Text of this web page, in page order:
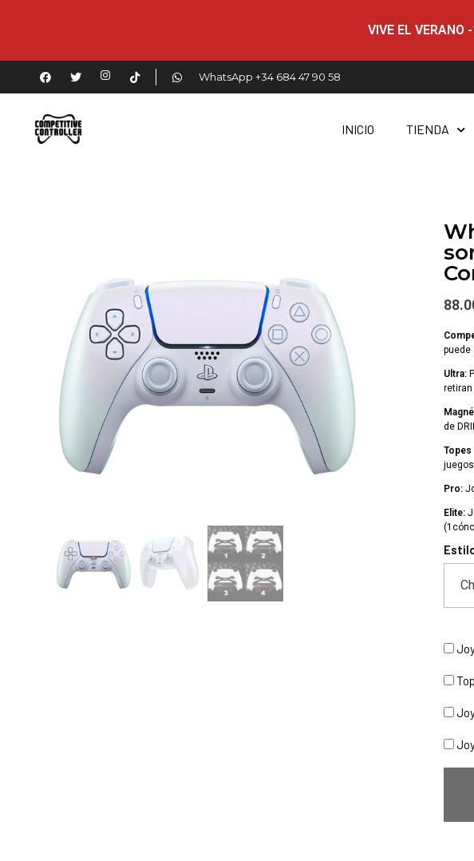
VIVE EL VERANO
WhatsApp +34 684 47 90 58
INICIO TIENDA
puede
Ultra:
de
Pro:
Elite: